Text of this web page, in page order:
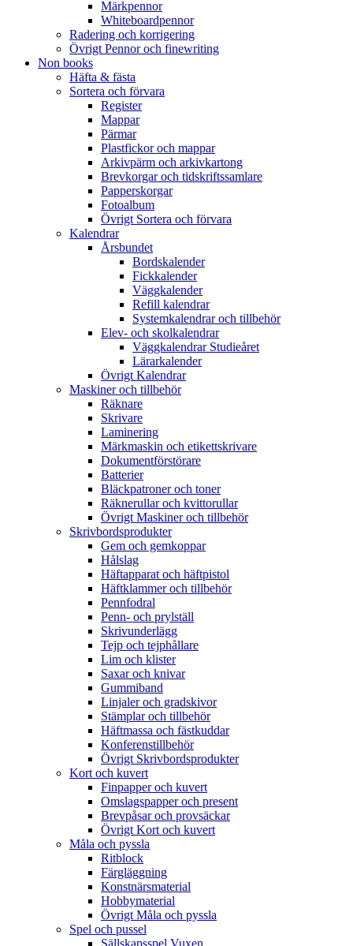
Märkpennor
Whiteboardpennor
Radering och korrigering
Övrigt Pennor och finewriting
Non books
Häfta & fästa
Sortera och förvara
Register
Mappar
Pärmar
Plastfickor och mappar
Arkivpärm och arkivkartong
Brevkorgar och tidskriftssamlare
Papperskorgar
Fotoalbum
Övrigt Sortera och förvara
Kalendrar
Årsbundet
Bordskalender
Fickkalender
Väggkalender
Refill kalendrar
Systemkalendrar och tillbehör
Elev- och skolkalendrar
Väggkalendrar Studieåret
Lärarkalender
Övrigt Kalendrar
Maskiner och tillbehör
Räknare
Skrivare
Laminering
Märkmaskin och etikettskrivare
Dokumentförstörare
Batterier
Bläckpatroner och toner
Räknerullar och kvittorullar
Övrigt Maskiner och tillbehör
Skrivbordsprodukter
Gem och gemkoppar
Hålslag
Häftapparat och häftpistol
Häftklammer och tillbehör
Pennfodral
Penn- och prylställ
Skrivunderlägg
Tejp och tejphållare
Lim och klister
Saxar och knivar
Gummiband
Linjaler och gradskivor
Stämplar och tillbehör
Häftmassa och fästkuddar
Konferenstillbehör
Övrigt Skrivbordsprodukter
Kort och kuvert
Finpapper och kuvert
Omslagspapper och present
Brevpåsar och provsäckar
Övrigt Kort och kuvert
Måla och pyssla
Ritblock
Färgläggning
Konstnärsmaterial
Hobbymaterial
Övrigt Måla och pyssla
Spel och pussel
Sällskapsspel Vuxen